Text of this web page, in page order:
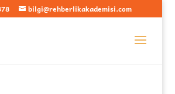
bilgi@rehberlikakademisi.com